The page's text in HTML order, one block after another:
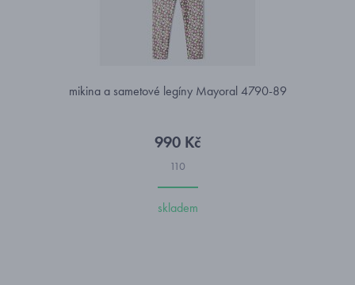
mikina a sametové legíny Mayoral 4790-89
990 Kč
110
skladem